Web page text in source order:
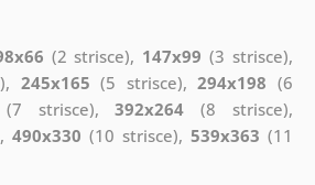
(2 strisce), 147x99 (3 strisce),
245x165 (5 strisce),294x198 (6
(7 strisce),392x264 (8 strisce),
490x330 (10 strisce),539x363 (11